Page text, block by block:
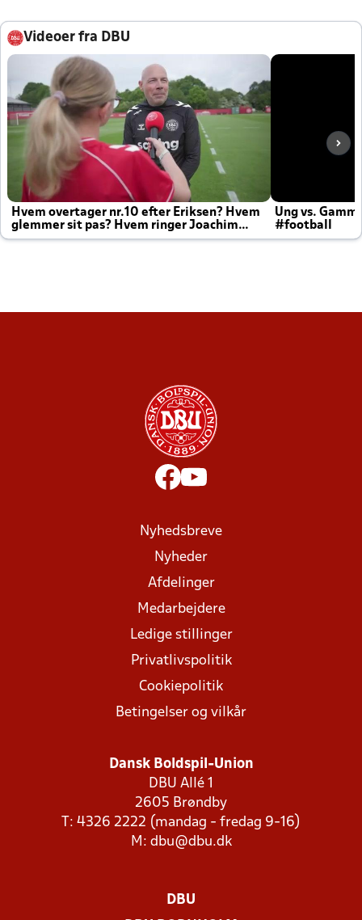
Videoer fra DBU
Hvem overtager nr.10 efter Eriksen? Hvem
glemmer sit pas? Hvem ringer Joachim
altid til efter kampe?
Ung vs.
#football
Nyhedsbreve
Nyheder
Afdelinger
Medarbejdere
Ledige stillinger
Privatlivspolitik
Cookiepolitik
Betingelser og vilkår
Dansk Boldspil-Union
DBU Allé 1
2605 Brøndby
T: 4326 2222 (mandag - fredag 9-16)
M: dbu@dbu.dk
DBU